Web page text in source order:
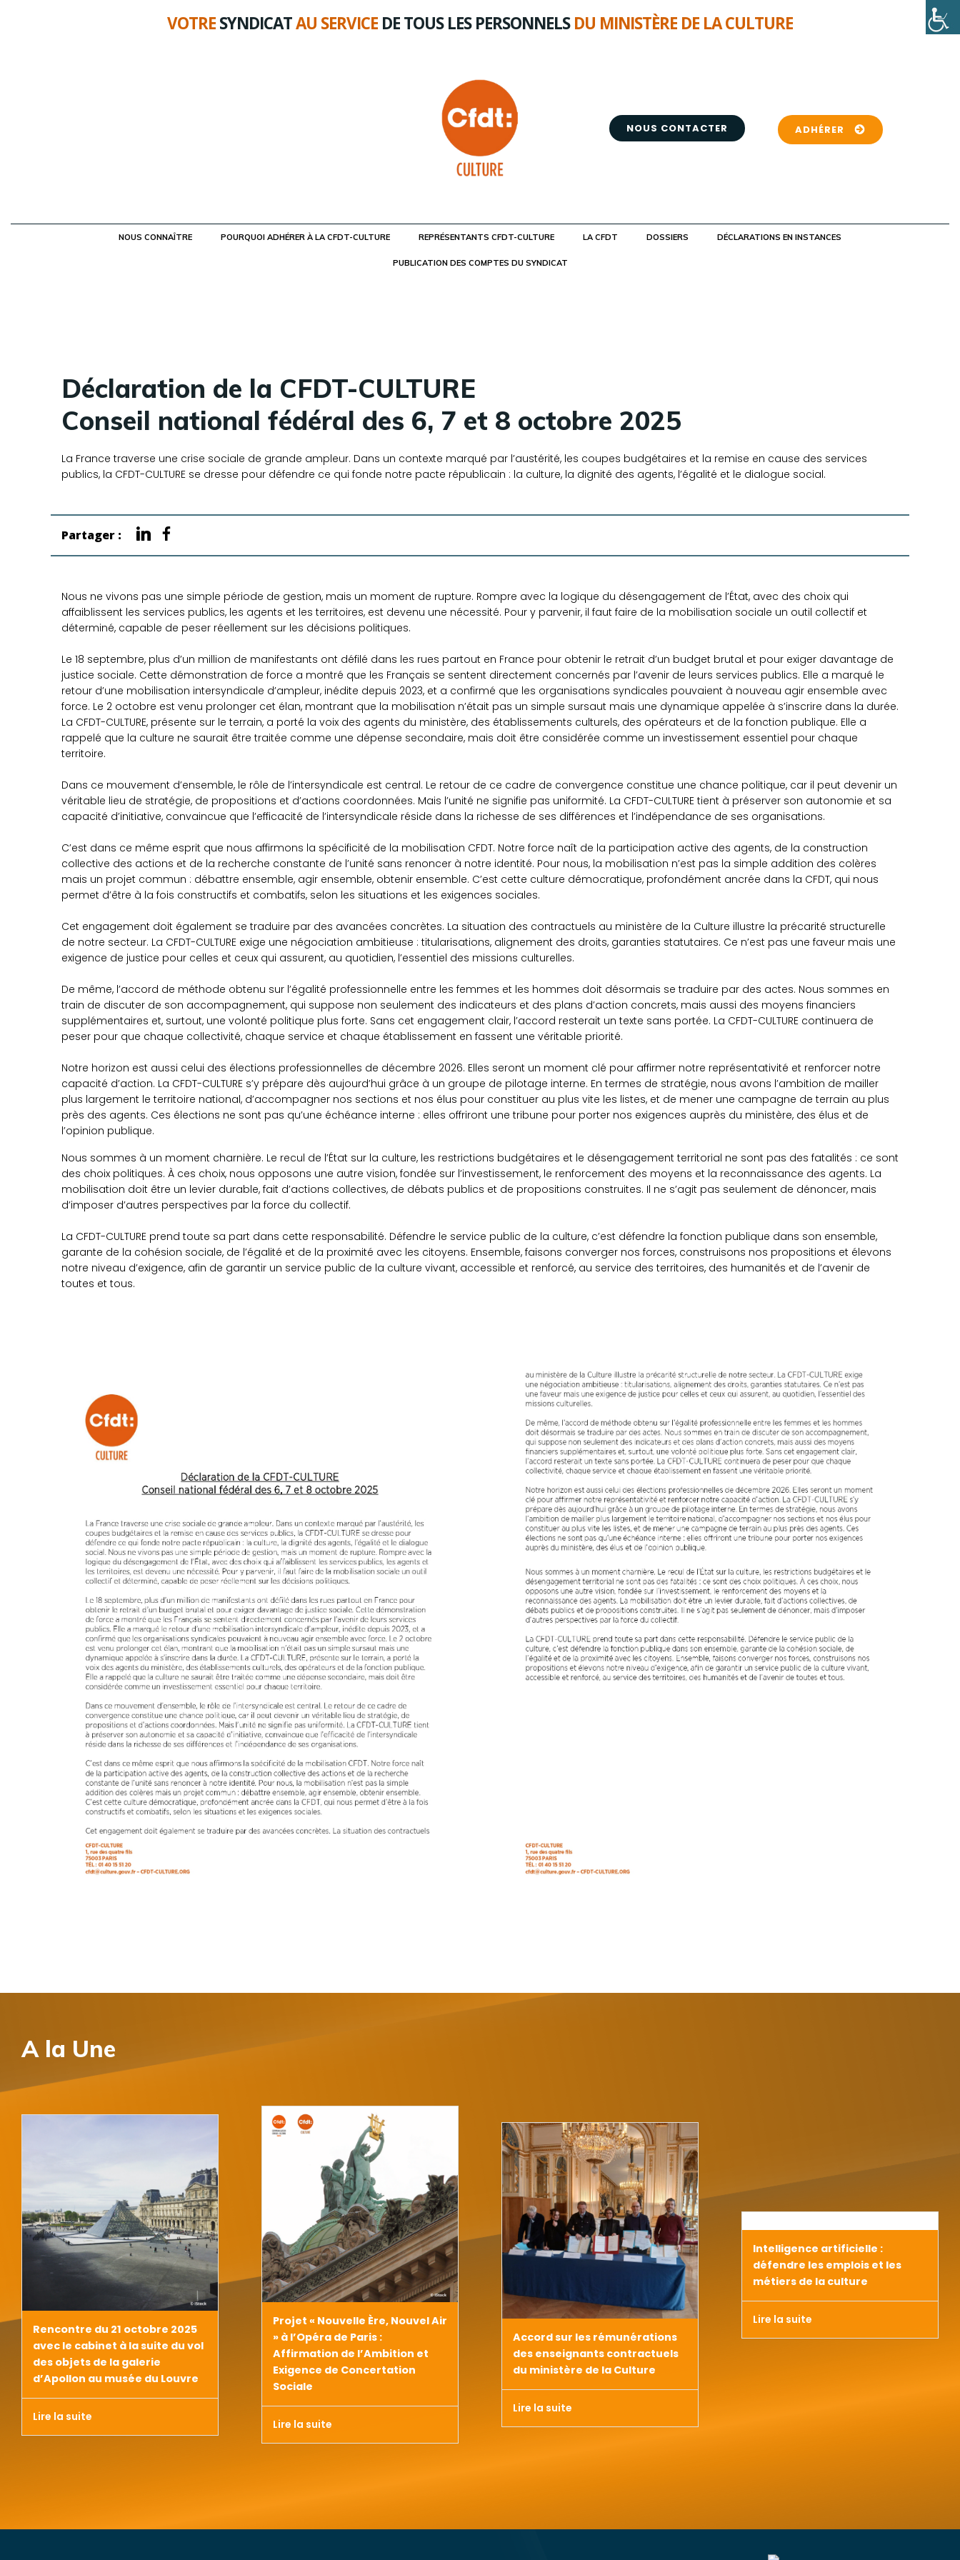
VOTRESYNDICATAU SERVICE DE TOUS LES PERSONNELSDU MINISTÈRE DE LA CULTURE
NOUS CONTACTER ADHÉRER
NOUS CONNAÎTRE POURQUOI ADHÉRER À LA CFDT-CULTURE REPRÉSENTANTS CFDT-CULTURE LA CFDT DOSSIERS DÉCLARATIONS EN INSTANCES
PUBLICATION DES COMPTES DU SYNDICAT
Déclaration de la CFDT-CULTURE
Conseil national fédéral des 6, 7 et 8 octobre 2025
La France traverse une crise sociale de grande ampleur. Dans un contexte marqué par l’austérité, les coupes budgétaires et la remise en cause des services
publics, la CFDT-CULTURE se dresse pour défendre ce qui fonde notre pacte républicain : la culture, la dignité des agents, l’égalité et le dialogue social.
Partager :
Nous ne vivons pas une simple période de gestion, mais un moment de rupture. Rompre avec la logique du désengagement de l’État, avec des choix qui
affaiblissent les services publics, les agents et les territoires, est devenu une nécessité. Pour y parvenir, il faut faire de la mobilisation sociale un outil collectif et
déterminé, capable de peser réellement sur les décisions politiques.
Le 18 septembre, plus d’un million de manifestants ont défilé dans les rues partout en France pour obtenir le retrait d’un budget brutal et pour exiger davantage de
justice sociale. Cette démonstration de force a montré que les Français se sentent directement concernés par l’avenir de leurs services publics. Elle a marqué le
retour d’une mobilisation intersyndicale d’ampleur, inédite depuis 2023, et a confirmé que les organisations syndicales pouvaient à nouveau agir ensemble avec
force. Le 2 octobre est venu prolonger cet élan, montrant que la mobilisation n’était pas un simple sursaut mais une dynamique appelée à s’inscrire dans la durée.
La CFDT-CULTURE, présente sur le terrain, a porté la voix des agents du ministère, des établissements culturels, des opérateurs et de la fonction publique. Elle a
rappelé que la culture ne saurait être traitée comme une dépense secondaire, mais doit être considérée comme un investissement essentiel pour chaque
territoire.
Dans ce mouvement d’ensemble, le rôle de l’intersyndicale est central. Le retour de ce cadre de convergence constitue une chance politique, car il peut devenir un
véritable lieu de stratégie, de propositions et d’actions coordonnées. Mais l’unité ne signifie pas uniformité. La CFDT-CULTURE tient à préserver son autonomie et sa
capacité d’initiative, convaincue que l’efficacité de l’intersyndicale réside dans la richesse de ses différences et l’indépendance de ses organisations.
C’est dans ce même esprit que nous affirmons la spécificité de la mobilisation CFDT. Notre force naît de la participation active des agents, de la construction
collective des actions et de la recherche constante de l’unité sans renoncer à notre identité. Pour nous, la mobilisation n’est pas la simple addition des colères
mais un projet commun : débattre ensemble, agir ensemble, obtenir ensemble. C’est cette culture démocratique, profondément ancrée dans la CFDT, qui nous
permet d’être à la fois constructifs et combatifs, selon les situations et les exigences sociales.
Cet engagement doit également se traduire par des avancées concrètes. La situation des contractuels au ministère de la Culture illustre la précarité structurelle
de notre secteur. La CFDT-CULTURE exige une négociation ambitieuse : titularisations, alignement des droits, garanties statutaires. Ce n’est pas une faveur mais une
exigence de justice pour celles et ceux qui assurent, au quotidien, l’essentiel des missions culturelles.
De même, l’accord de méthode obtenu sur l’égalité professionnelle entre les femmes et les hommes doit désormais se traduire par des actes. Nous sommes en
train de discuter de son accompagnement, qui suppose non seulement des indicateurs et des plans d’action concrets, mais aussi des moyens financiers
supplémentaires et, surtout, une volonté politique plus forte. Sans cet engagement clair, l’accord resterait un texte sans portée. La CFDT-CULTURE continuera de
peser pour que chaque collectivité, chaque service et chaque établissement en fassent une véritable priorité.
Notre horizon est aussi celui des élections professionnelles de décembre 2026. Elles seront un moment clé pour affirmer notre représentativité et renforcer notre
capacité d’action. La CFDT-CULTURE s’y prépare dès aujourd’hui grâce à un groupe de pilotage interne. En termes de stratégie, nous avons l’ambition de mailler
plus largement le territoire national, d’accompagner nos sections et nos élus pour constituer au plus vite les listes, et de mener une campagne de terrain au plus
près des agents. Ces élections ne sont pas qu’une échéance interne : elles offriront une tribune pour porter nos exigences auprès du ministère, des élus et de
l’opinion publique.
Nous sommes à un moment charnière. Le recul de l’État sur la culture, les restrictions budgétaires et le désengagement territorial ne sont pas des fatalités : ce sont
des choix politiques. À ces choix, nous opposons une autre vision, fondée sur l’investissement, le renforcement des moyens et la reconnaissance des agents. La
mobilisation doit être un levier durable, fait d’actions collectives, de débats publics et de propositions construites. Il ne s’agit pas seulement de dénoncer, mais
d’imposer d’autres perspectives par la force du collectif.
La CFDT-CULTURE prend toute sa part dans cette responsabilité. Défendre le service public de la culture, c’est défendre la fonction publique dans son ensemble,
garante de la cohésion sociale, de l’égalité et de la proximité avec les citoyens. Ensemble, faisons converger nos forces, construisons nos propositions et élevons
notre niveau d’exigence, afin de garantir un service public de la culture vivant, accessible et renforcé, au service des territoires, des humanités et de l’avenir de
toutes et tous.
A la Une
Rencontre du 21 octobre 2025
avec le cabinet à la suite du vol
des objets de la galerie
d’Apollon au musée du Louvre
Lire la suite
Projet « Nouvelle Ère, Nouvel Air
» à l’Opéra de Paris :
Affirmation de l’Ambition et
Exigence de Concertation
Sociale
Lire la suite
Accord sur les rémunérations
des enseignants contractuels
du ministère de la Culture
Lire la suite
Intelligence artificielle :
défendre les emplois et les
métiers de la culture
Lire la suite